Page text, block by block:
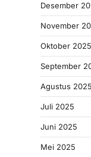
Desember
November
Oktober 2025
September
Agustus 2025
Juli 2025
Juni 2025
Mei 2025